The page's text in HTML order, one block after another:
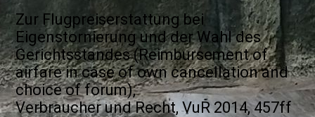
Zur Flugpreiserstattung bei
Eigenstornierung und der Wahl des
Gerichtsstandes (Reimbursement of
airfare in case of own cancellation and
choice of forum),
Verbraucher und Recht, VuR 2014, 457ff